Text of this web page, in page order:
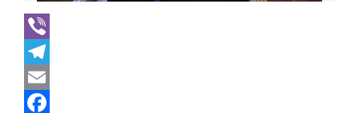
Viber
Telegram
Email